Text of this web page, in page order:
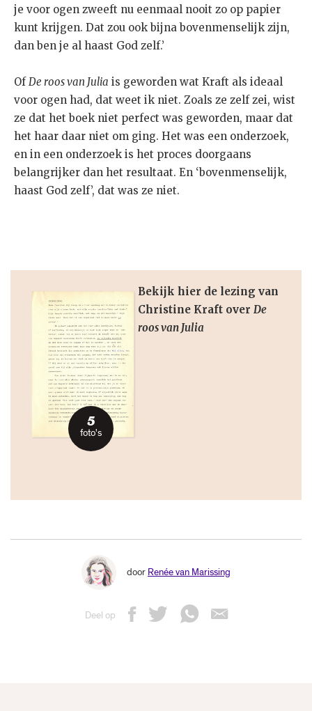
je voor ogen zweeft nu eenmaal nooit zo op papier
kunt krijgen. Dat zou ook bijna bovenmenselijk zijn,
dan ben je al haast God zelf.’
Of De roos van Julia is geworden wat Kraft als ideaal
voor ogen had, dat weet ik niet. Zoals ze zelf zei, wist
ze dat het boek niet perfect was geworden, maar dat
het haar daar niet om ging. Het was een onderzoek,
en in een onderzoek is het proces doorgaans
belangrijker dan het resultaat. En ‘bovenmenselijk,
haast God zelf’, dat was ze niet.
5
foto's
Bekijk hier de lezing van
Christine Kraft overDe
roos van Julia
door Renée van Marissing
Deel op